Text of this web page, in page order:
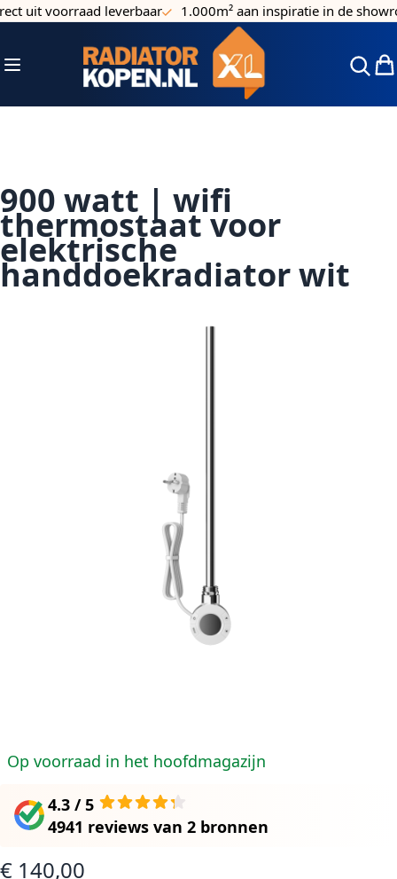
Ga naar de inhoud
uit voorraad leverbaar 1.000m² aan inspiratie in de
Toggle Nav
900 watt | wifi
thermostaat voor
elektrische
handdoekradiator wit
Op voorraad in het hoofdmagazijn
4.3 / 5
4941 reviews van 2 bronnen
€ 140,00